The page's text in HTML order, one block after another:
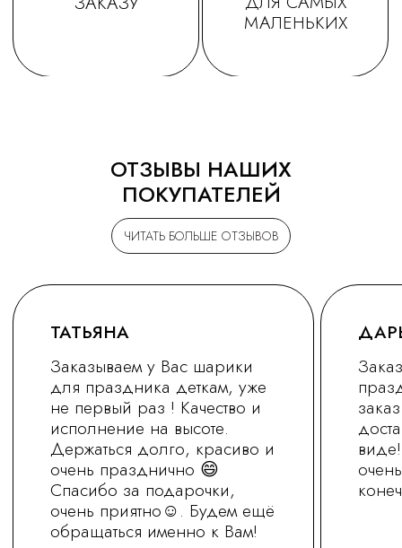
ЧИТАТЬ БОЛЬШЕ ОТЗЫВОВ
ОТЗЫВЫ НАШИХ
ПОКУПАТЕЛЕЙ
vred01@list.ru
+7 (930) 255-77-11
Россия, г. Нижний Новгород,
ул. Невзоровых , д 111
Режим работы магазина